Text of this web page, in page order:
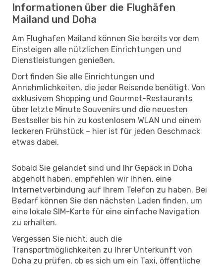
Informationen über die Flughäfen
Mailand und Doha
Am Flughafen Mailand können Sie bereits vor dem
Einsteigen alle nützlichen Einrichtungen und
Dienstleistungen genießen.
Dort finden Sie alle Einrichtungen und
Annehmlichkeiten, die jeder Reisende benötigt. Von
exklusivem Shopping und Gourmet-Restaurants
über letzte Minute Souvenirs und die neuesten
Bestseller bis hin zu kostenlosem WLAN und einem
leckeren Frühstück – hier ist für jeden Geschmack
etwas dabei.
Sobald Sie gelandet sind und Ihr Gepäck in Doha
abgeholt haben, empfehlen wir Ihnen, eine
Internetverbindung auf Ihrem Telefon zu haben. Bei
Bedarf können Sie den nächsten Laden finden, um
eine lokale SIM-Karte für eine einfache Navigation
zu erhalten.
Vergessen Sie nicht, auch die
Transportmöglichkeiten zu Ihrer Unterkunft von
Doha zu prüfen, ob es sich um ein Taxi, öffentliche